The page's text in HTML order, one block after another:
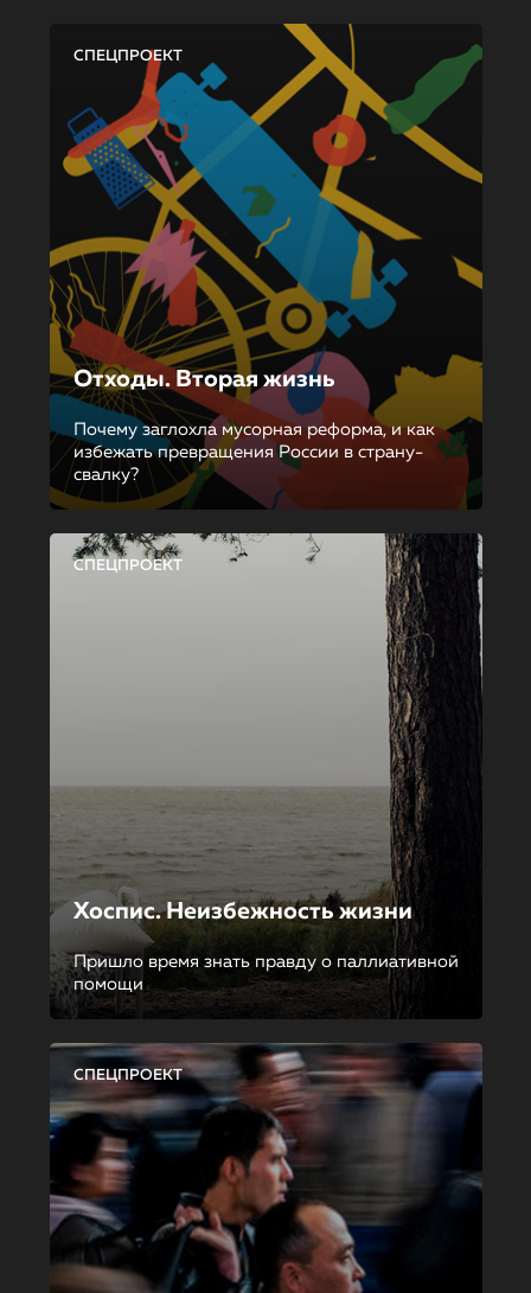
СПЕЦПРОЕКТ
Отходы. Вторая жизнь
Почему заглохла мусорная реформа, и как
избежать превращения России в страну-
свалку?
СПЕЦПРОЕКТ
Хоспис. Неизбежность жизни
Пришло время знать правду о паллиативной
помощи
СПЕЦПРОЕКТ